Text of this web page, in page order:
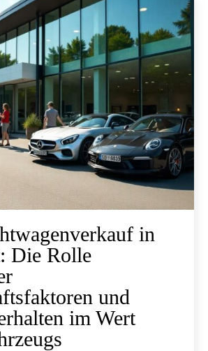
in
Die Rolle
und
im Wert